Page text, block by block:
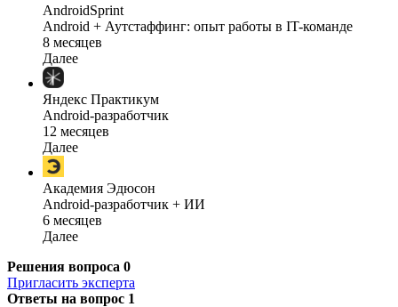
AndroidSprint
Android + Аутстаффинг: опыт работы в IT-команде
8 месяцев
Далее
Яндекс Практикум
Android-разработчик
12 месяцев
Далее
Академия Эдюсон
Android-разработчик + ИИ
6 месяцев
Далее
Решения вопроса 0
Пригласить эксперта
Ответы на вопрос 1